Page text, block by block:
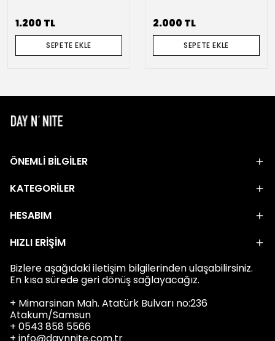
1.200 TL
SEPETE EKLE
2.000 TL
SEPETE EKLE
ÖNEMLİ BİLGİLER
KATEGORİLER
HESABIM
HIZLI ERİŞİM
Bizlere aşağıdaki iletişim bilgilerinden ulaşabilirsiniz.
En kısa sürede geri dönüş sağlayacağız.
+ Mimarsinan Mah. Atatürk Bulvarı no:236
Atakum/Samsun
+ 0543 858 5566